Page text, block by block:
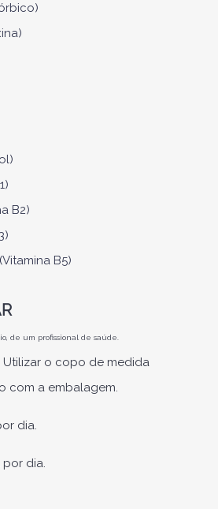
B2)
B5)
de um profissional de saúde.
Utilizar o copo de medida
com a embalagem.
dia.
por dia.